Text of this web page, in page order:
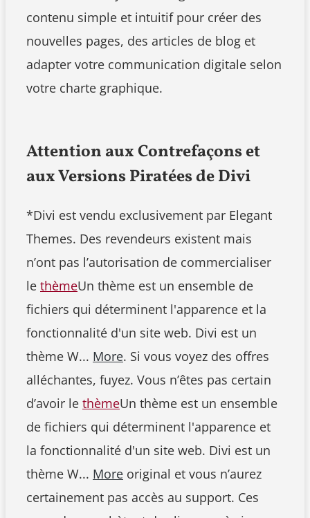
contenu simple et intuitif pour créer des
nouvelles pages, des articles de blog et
adapter votre communication digitale selon
votre charte graphique.
Attention aux Contrefaçons et
aux Versions Piratées de Divi
*Divi est vendu exclusivement par Elegant
Themes. Des revendeurs existent mais
n’ont pas l’autorisation de commercialiser
le thèmeUn thème est un ensemble de
fichiers qui déterminent l'apparence et la
fonctionnalité d'un site web. Divi est un
thème W... More. Si vous voyez des offres
alléchantes, fuyez. Vous n’êtes pas certain
d’avoir le thèmeUn thème est un ensemble
de fichiers qui déterminent l'apparence et
la fonctionnalité d'un site web. Divi est un
thème W... More original et vous n’aurez
certainement pas accès au support. Ces